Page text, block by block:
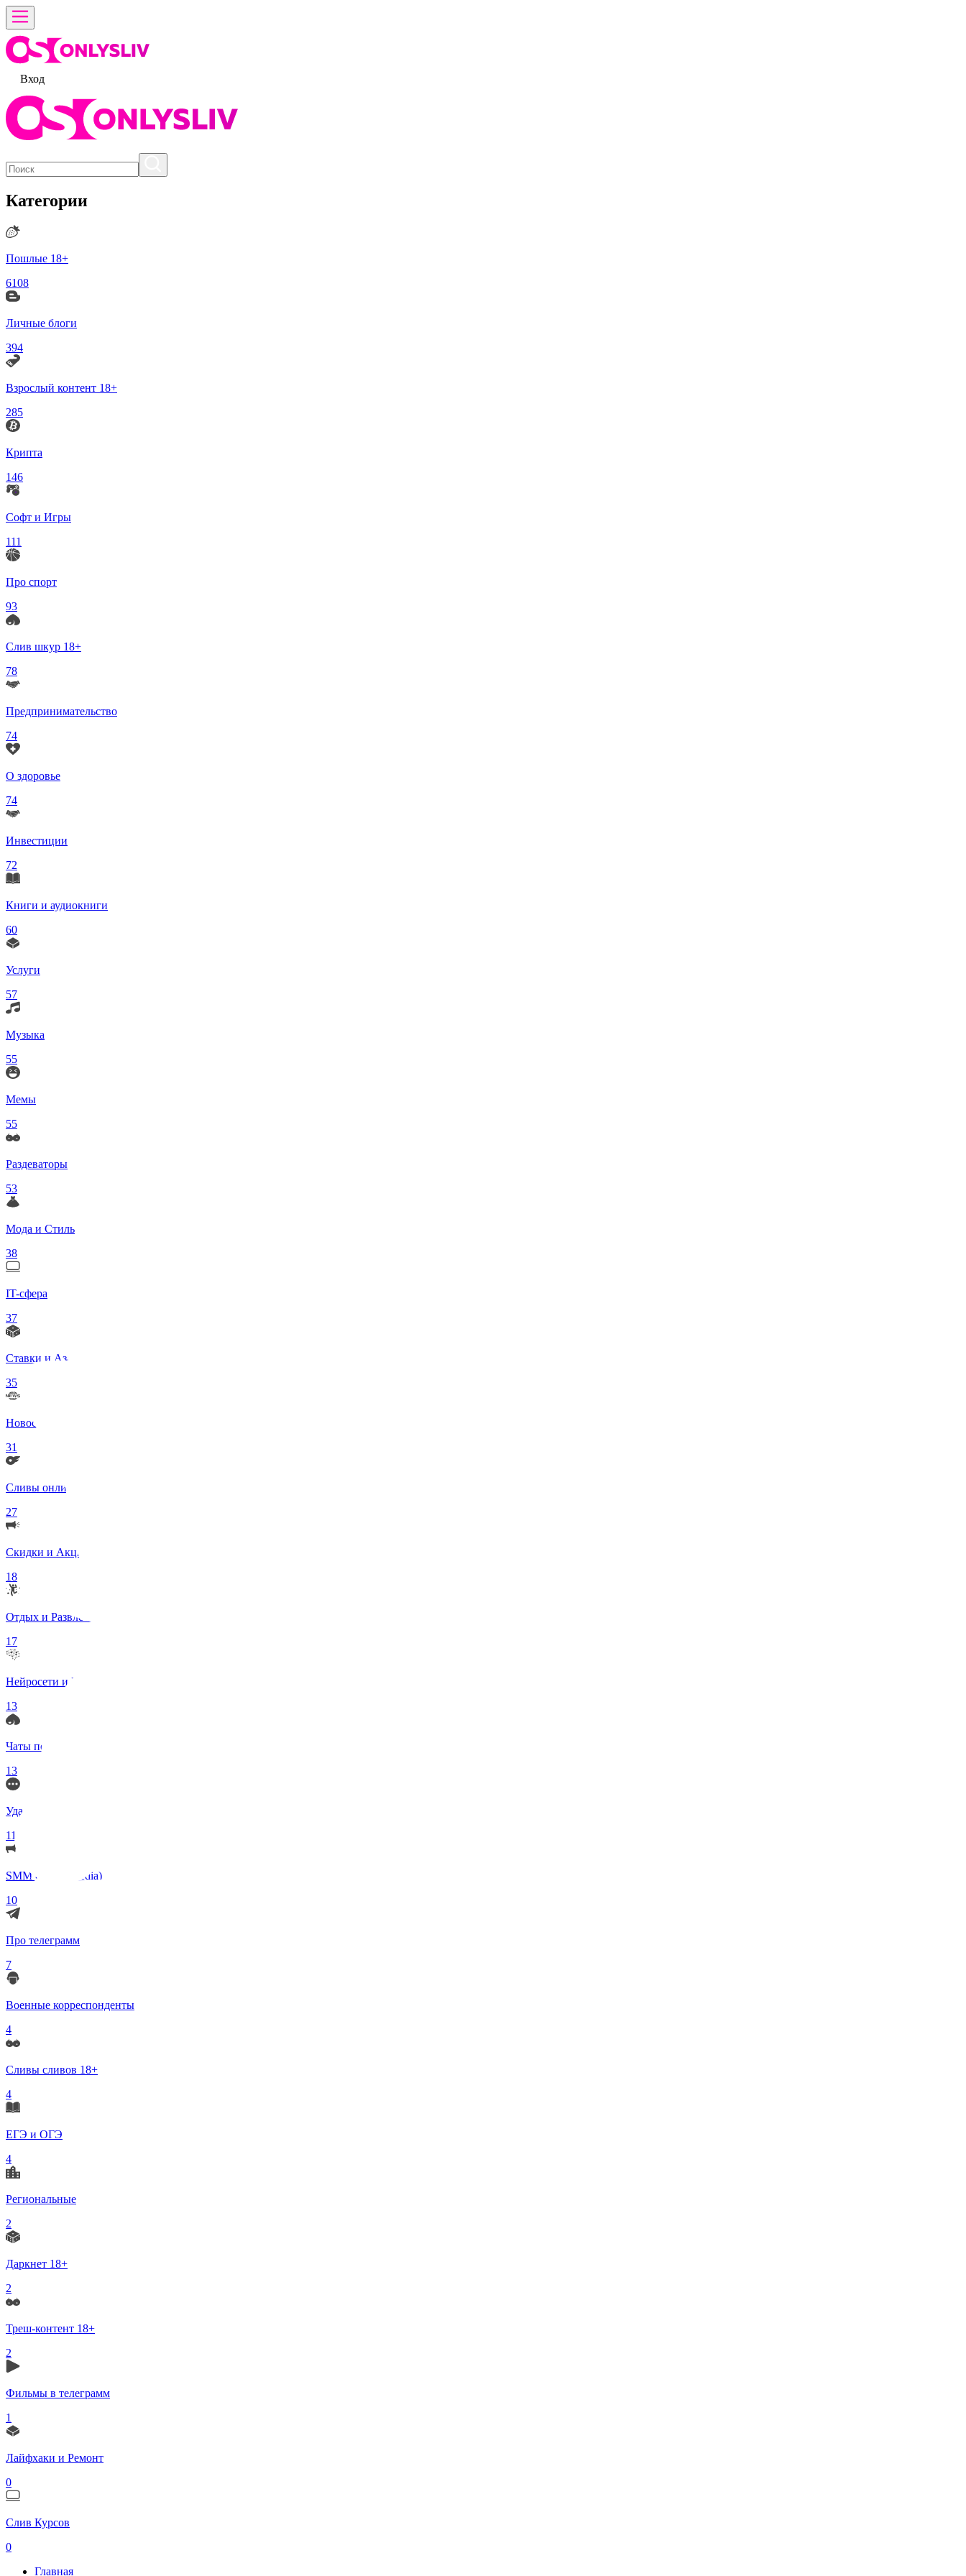
Вход
Категории
Пошлые 18+
6108
Личные блоги
394
Взрослый контент 18+
285
Крипта
146
Софт и Игры
111
Про спорт
93
Слив шкур 18+
78
Предпринимательство
74
О здоровье
74
Инвестиции
72
Книги и аудиокниги
60
Услуги
57
Музыка
55
Мемы
55
Раздеваторы
53
Мода и Стиль
38
IT-сфера
37
Ставки и Азартные игры
35
Новости в мире
31
Сливы онлифанс моделей 18+
27
Скидки и Акции
18
Отдых и Развлечения
17
Нейросети и ИИ
13
Чаты по интересам
13
Удаленка (Работа)
11
SMM (Social Media)
10
Про телеграмм
7
Военные корреспонденты
4
Сливы сливов 18+
4
ЕГЭ и ОГЭ
4
Региональные
2
Даркнет 18+
2
Треш-контент 18+
2
Фильмы в телеграмм
1
Лайфхаки и Ремонт
0
Слив Курсов
0
Главная